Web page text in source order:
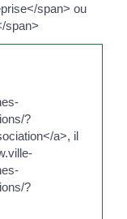
span> ou
span>
?
a>, il
?